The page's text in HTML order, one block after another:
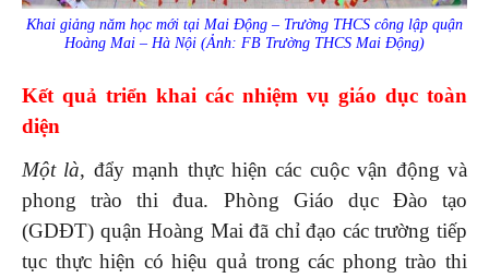
Khai giảng năm học mới tại Mai Động – Trường THCS công lập quận
Hoàng Mai – Hà Nội (Ảnh: FB Trường THCS Mai Động)
Kết quả triển khai các nhiệm vụ giáo dục toàn
diện
Một là, đẩy mạnh thực hiện các cuộc vận động và
phong trào thi đua. Phòng Giáo dục Đào tạo
(GDĐT) quận Hoàng Mai đã chỉ đạo các trường tiếp
tục thực hiện có hiệu quả trong các phong trào thi